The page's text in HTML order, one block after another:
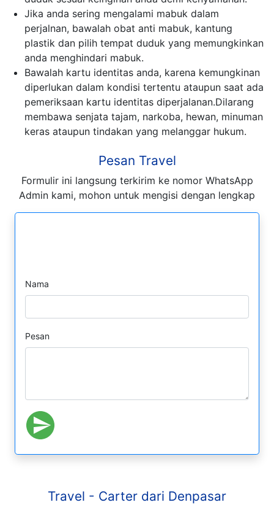
Jika anda sering mengalami mabuk dalam
perjalnan, bawalah obat anti mabuk, kantung
plastik dan pilih tempat duduk yang memungkinkan
anda menghindari mabuk.
Bawalah kartu identitas anda, karena kemungkinan
diperlukan dalam kondisi tertentu ataupun saat ada
pemeriksaan kartu identitas diperjalanan.Dilarang
membawa senjata tajam, narkoba, hewan, minuman
keras ataupun tindakan yang melanggar hukum.
Pesan Travel
Formulir ini langsung terkirim ke nomor WhatsApp
Admin kami, mohon untuk mengisi dengan lengkap
Nama
Pesan
Travel - Carter dari Denpasar